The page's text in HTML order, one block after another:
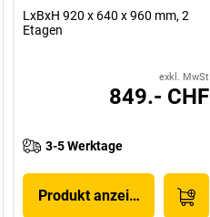
LxBxH 920 x 640 x 960 mm, 2
Etagen
exkl. MwSt
849.- CHF
3-5 Werktage
Produkt anzeigen